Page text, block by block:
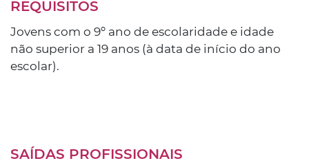
REQUISITOS
Jovens com o 9º ano de escolaridade e idade
não superior a 19 anos (à data de início do ano
escolar).
SAÍDAS PROFISSIONAIS